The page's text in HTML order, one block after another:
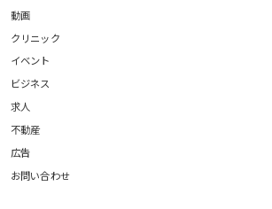
動画
クリニック
イベント
ビジネス
求人
不動産
広告
お問い合わせ